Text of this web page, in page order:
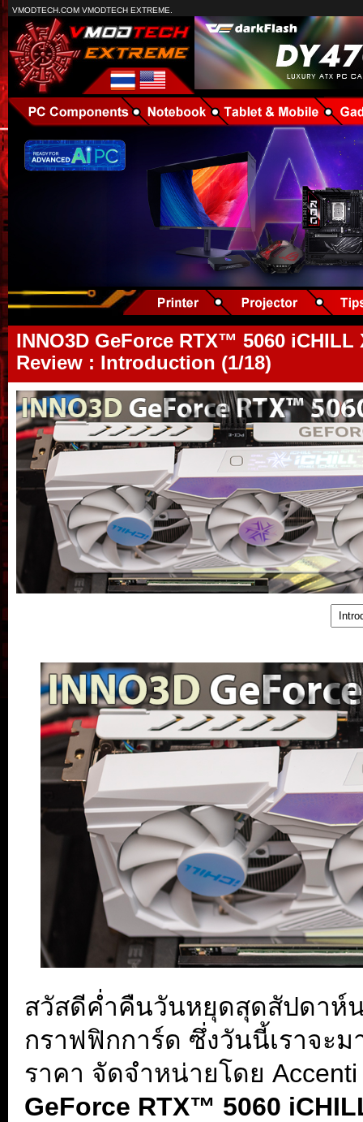
VMODTECH.COM VMODTECH EXTREME.
INNO3D GeForce RTX™ 5060 iCHILL
Review : Introduction (1/18)
สวัสดีค่ำคืนวันหยุดสุดสัปดาห์
กราฟฟิกการ์ด ซึ่งวันนี้เราจะ
ราคา จัดจำหน่ายโดย
GeForce RTX™ 5060